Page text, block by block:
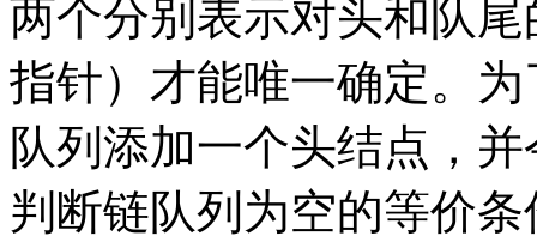
两个分别表示对头和队
指针）才能唯一确定。
队列添加一个头结点，
判断链队列为空的等价